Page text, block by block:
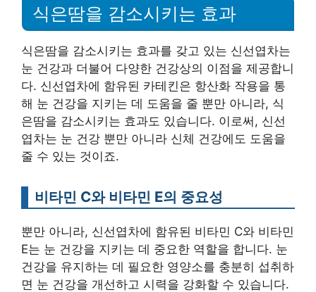
식은땀을 감소시키는 효과
식은땀을 감소시키는 효과를 갖고 있는 신선엽차는
눈 건강과 더불어 다양한 건강상의 이점을 제공합니
다. 신선엽차에 함유된 카테킨은 항산화 작용을 통
해 눈 건강을 지키는 데 도움을 줄 뿐만 아니라, 식
은땀을 감소시키는 효과도 있습니다. 이로써, 신선
엽차는 눈 건강 뿐만 아니라 신체 건강에도 도움을
줄 수 있는 것이죠.
비타민 C와 비타민 E의 중요성
뿐만 아니라, 신선엽차에 함유된 비타민 C와 비타민
E는 눈 건강을 지키는 데 중요한 역할을 합니다. 눈
건강을 유지하는 데 필요한 영양소를 충분히 섭취하
면 눈 건강을 개선하고 시력을 강화할 수 있습니다.